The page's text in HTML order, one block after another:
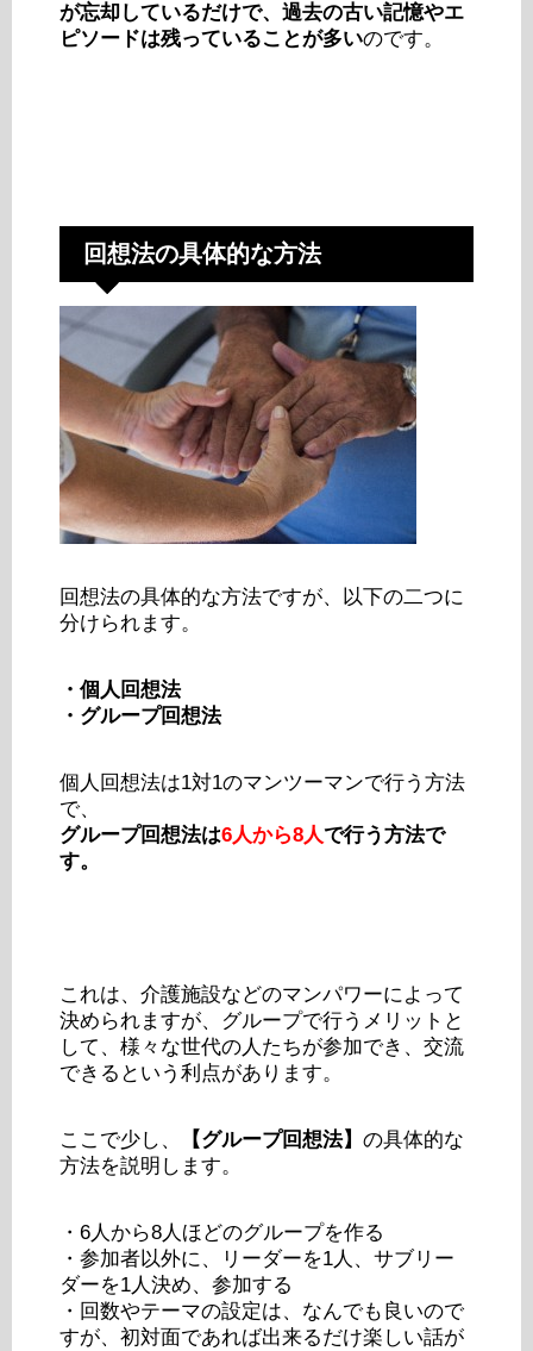
が忘却しているだけで、過去の古い記憶やエ
ピソードは残っていることが多いのです。
回想法の具体的な方法
回想法の具体的な方法ですが、以下の二つに
分けられます。
・個人回想法
・グループ回想法
個人回想法は1対1のマンツーマンで行う方法
で、
グループ回想法は6人から8人で行う方法で
す。
これは、介護施設などのマンパワーによって
決められますが、グループで行うメリットと
して、様々な世代の人たちが参加でき、交流
できるという利点があります。
ここで少し、 【グループ回想法】 の具体的な
方法を説明します。
・6人から8人ほどのグループを作る
・参加者以外に、リーダーを1人、サブリー
ダーを1人決め、参加する
・回数やテーマの設定は、なんでも良いので
すが、初対面であれば出来るだけ楽しい話が